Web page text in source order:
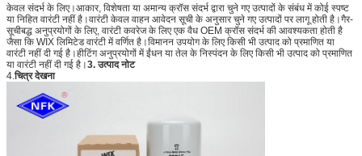
केवल संदर्भ के लिए।आकार, विशेषता या अमान्य क्रॉस संदर्भ द्वारा चुने गए उत्पादों के संबंध में कोई स्पष्ट
या निहित वारंटी नहीं है।वारंटी केवल वाहन आवेदन सूची के अनुसार चुने गए उत्पादों पर लागू होती है।गैर-
सूचीबद्ध अनुप्रयोगों के लिए, वारंटी कवरेज के लिए एक वैध OEM क्रॉस संदर्भ की आवश्यकता होती है
जैसा कि WIX लिमिटेड वारंटी में वर्णित है।विमानन उपयोग के लिए किसी भी उत्पाद को प्रमाणित या
वारंटी नहीं दी गई है।हीटिंग अनुप्रयोगों में ईंधन या तेल के निस्पंदन के लिए किसी भी उत्पाद को प्रमाणित
या वारंटी नहीं दी गई है।3. उत्पाद नोट
4.चित्र देखना